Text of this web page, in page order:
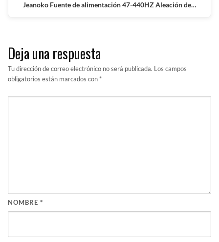
Jeanoko Fuente de alimentación 47-440HZ Aleación de…
Deja una respuesta
Tu dirección de correo electrónico no será publicada. Los campos
obligatorios están marcados con *
NOMBRE *